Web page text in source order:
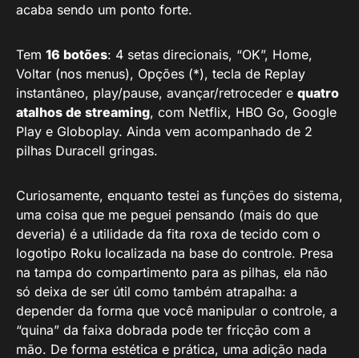
acaba sendo um ponto forte.
Tem 16 botões: 4 setas direcionais, “OK”, Home,
Voltar (nos menus), Opções (*), tecla de Replay
instantâneo, play/pause, avançar/retroceder e quatro
atalhos de streaming, com Netflix, HBO Go, Google
Play e Globoplay. Ainda vem acompanhado de 2
pilhas Duracell gringas.
Curiosamente, enquanto testei as funções do sistema,
uma coisa que me peguei pensando (mais do que
deveria) é a utilidade da fita roxa de tecido com o
logotipo Roku localizada na base do controle. Presa
na tampa do compartimento para as pilhas, ela não
só deixa de ser útil como também atrapalha: a
depender da forma que você manipular o controle, a
“quina” da faixa dobrada pode ter fricção com a
mão. De forma estética e prática, uma adição nada